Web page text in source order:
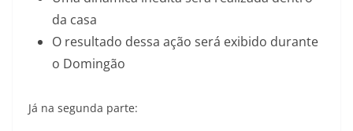
da casa
O resultado dessa ação será exibido durante
o Domingão
Já na segunda parte: